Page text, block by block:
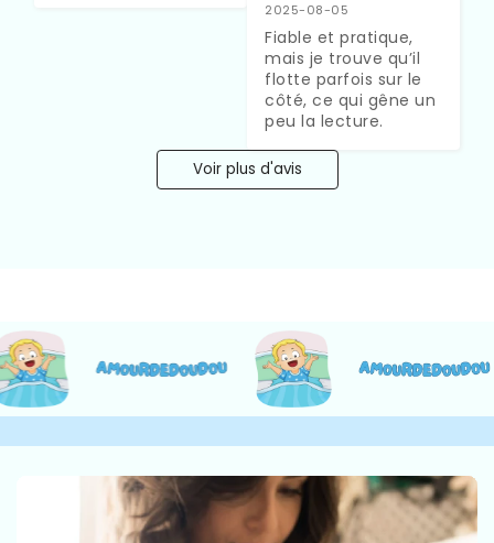
2025-08-05
Fiable et pratique,
mais je trouve qu’il
flotte parfois sur le
côté, ce qui gêne un
peu la lecture.
Voir plus d'avis